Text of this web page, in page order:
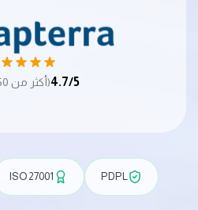
4.7/5(أكثر من 150 تقييم)
PDPL
ISO 27001